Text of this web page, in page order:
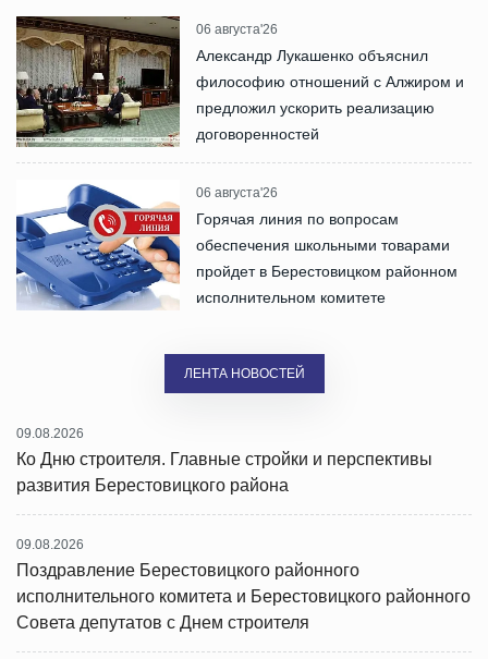
06 августа'26
Александр Лукашенко объяснил
философию отношений с Алжиром и
предложил ускорить реализацию
договоренностей
06 августа'26
Горячая линия по вопросам
обеспечения школьными товарами
пройдет в Берестовицком районном
исполнительном комитете
ЛЕНТА НОВОСТЕЙ
09.08.2026
Ко Дню строителя. Главные стройки и перспективы
развития Берестовицкого района
09.08.2026
Поздравление Берестовицкого районного
исполнительного комитета и Берестовицкого районного
Совета депутатов с Днем строителя